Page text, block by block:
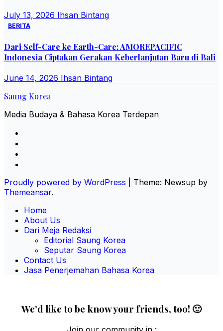
July 13, 2026 Ihsan Bintang
BERITA
Dari Self-Care ke Earth-Care: AMOREPACIFIC
Indonesia Ciptakan Gerakan Keberlanjutan Baru di Bali
June 14, 2026 Ihsan Bintang
Saung Korea
Media Budaya & Bahasa Korea Terdepan
Proudly powered by WordPress
Theme: Newsup by
Themeansar.
Home
About Us
Dari Meja Redaksi
Editorial Saung Korea
Seputar Saung Korea
Contact Us
Jasa Penerjemahan Bahasa Korea
We’d like to be know your friends, too! 🙂